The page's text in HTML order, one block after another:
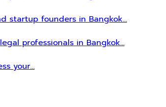
startup founders in Bangkok…
professionals in Bangkok…
your…